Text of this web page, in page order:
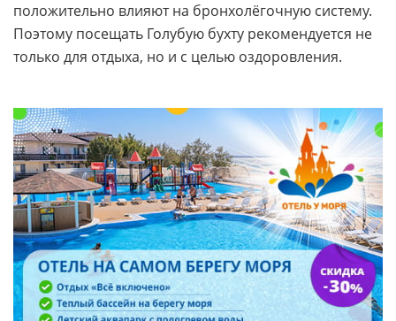
положительно влияют на бронхолёгочную систему.
Поэтому посещать Голубую бухту рекомендуется не
только для отдыха, но и с целью оздоровления.